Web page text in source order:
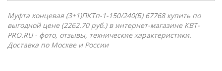
Муфта концевая (3+1)ПКТп-1-150/240(Б) 67768 купить по
выгодной цене (2262.70 руб.) в интернет-магазине КВТ-
PRO.RU - фото, отзывы, технические характеристики.
Доставка по Москве и России